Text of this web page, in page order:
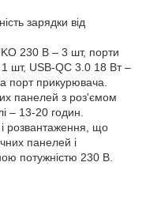
зарядки від
230 В – 3 шт, порти
шт, USB-QC 3.0 18 Вт –
порт прикурювача.
панелей з роз'ємом
– 13-20 годин.
розвантаження, що
панелей і
потужністю 230 В.